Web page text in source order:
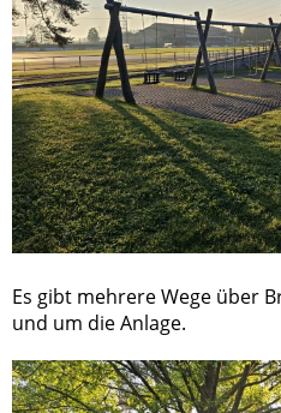
Es gibt mehrere Wege über
und um die Anlage.